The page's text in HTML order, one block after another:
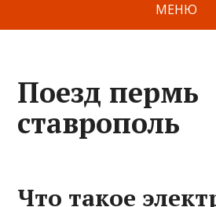
МЕНЮ
Поезд пермь
ставрополь
Что такое